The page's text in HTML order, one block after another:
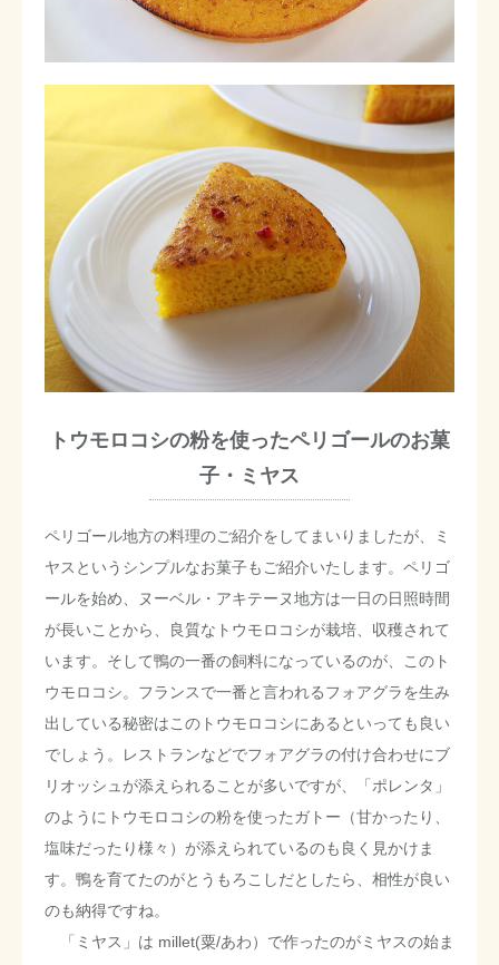
トウモロコシの粉を使ったペリゴールのお菓
子・ミヤス
ペリゴール地方の料理のご紹介をしてまいりましたが、ミ
ヤスというシンプルなお菓子もご紹介いたします。ペリゴ
ールを始め、ヌーベル・アキテーヌ地方は一日の日照時間
が長いことから、良質なトウモロコシが栽培、収穫されて
います。そして鴨の一番の飼料になっているのが、このト
ウモロコシ。フランスで一番と言われるフォアグラを生み
出している秘密はこのトウモロコシにあるといっても良い
でしょう。レストランなどでフォアグラの付け合わせにブ
リオッシュが添えられることが多いですが、「ポレンタ」
のようにトウモロコシの粉を使ったガトー（甘かったり、
塩味だったり様々）が添えられているのも良く見かけま
す。鴨を育てたのがとうもろこしだとしたら、相性が良い
のも納得ですね。
「ミヤス」は millet(粟/あわ）で作ったのがミヤスの始ま